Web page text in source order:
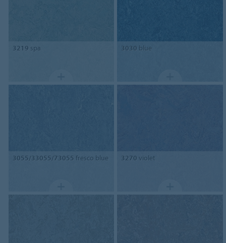
3219 spa 3030 blue
3055/33055/73055 fresco blue 3270 violet